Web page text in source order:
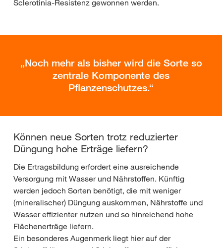
Sclerotinia-Resistenz gewonnen werden.
Noch mehr als bisher wird die Sorte so
zentrale Komponente des
Pflanzenschutzes.
Können neue Sorten trotz reduzierter
Düngung hohe Erträge liefern?
Die Ertragsbildung erfordert eine ausreichende
Versorgung mit Wasser und Nährstoffen. Künftig
werden jedoch Sorten benötigt, die mit weniger
(mineralischer) Düngung auskommen, Nährstoffe und
Wasser effizienter nutzen und so hinreichend hohe
Flächenerträge liefern.
Ein besonderes Augenmerk liegt hier auf der